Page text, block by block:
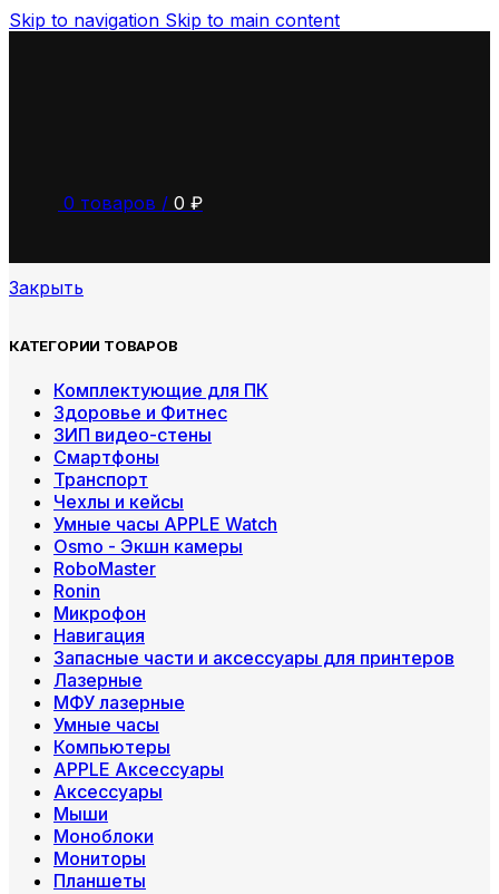
Skip to navigation Skip to main content
0 товаров / 0 ₽
Закрыть
КАТЕГОРИИ ТОВАРОВ
Комплектующие для ПК
Здоровье и Фитнес
ЗИП видео-стены
Смартфоны
Транспорт
Чехлы и кейсы
Умные часы APPLE Watch
Osmo - Экшн камеры
RoboMaster
Ronin
Микрофон
Навигация
Запасные части и аксессуары для принтеров
Лазерные
МФУ лазерные
Умные часы
Компьютеры
APPLE Аксессуары
Аксессуары
Мыши
Моноблоки
Мониторы
Планшеты